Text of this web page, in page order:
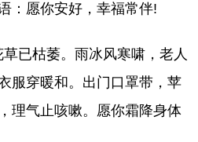
：愿你安好，幸福常伴!
已枯萎。雨冰风寒啸，老人
服穿暖和。出门口罩带，苹
理气止咳嗽。愿你霜降身体